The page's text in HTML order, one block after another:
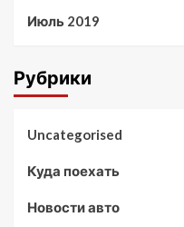
Июль 2019
Рубрики
Uncategorised
Куда поехать
Новости авто